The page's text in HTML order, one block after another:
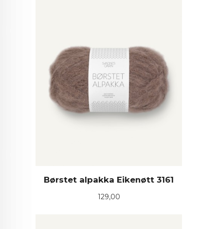
Børstet alpakka Eikenøtt 3161
Pris
129,00